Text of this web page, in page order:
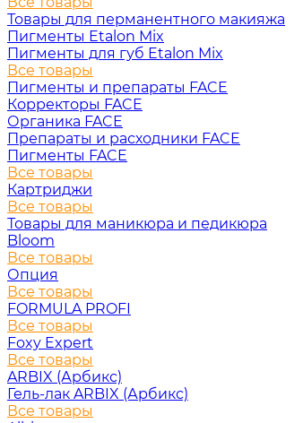
Товары для перманентного макияжа
Пигменты Etalon Mix
Пигменты для губ Etalon Mix
Все товары
Пигменты и препараты FACE
Корректоры FACE
Органика FACE
Препараты и расходники FACE
Пигменты FACE
Все товары
Картриджи
Все товары
Товары для маникюра и педикюра
Bloom
Все товары
Опция
Все товары
FORMULA PROFI
Все товары
Foxy Expert
Все товары
ARBIX (Арбикс)
Гель-лак ARBIX (Арбикс)
Все товары